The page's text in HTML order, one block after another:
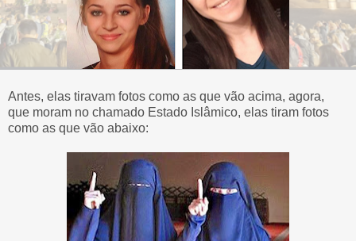
Antes, elas tiravam fotos como as que vão acima, agora,
que moram no chamado Estado Islâmico, elas tiram fotos
como as que vão abaixo: